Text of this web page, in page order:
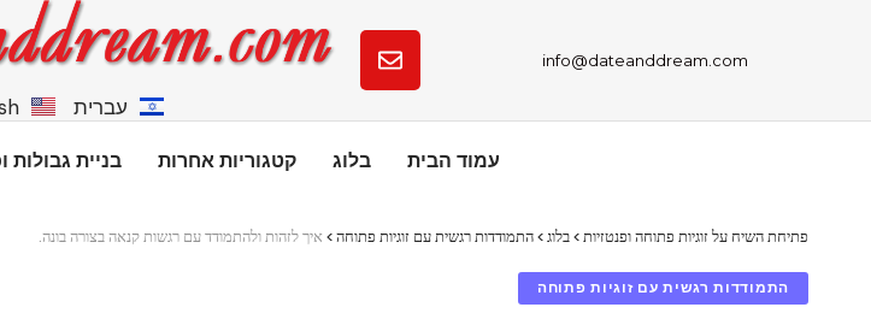
info@dateanddream.com
עברית
עמוד הבית בלוג קטגוריות אחרות בניית גבולות
פתיחת השיח על זוגיות פתוחה ופנטזיות>בלוג>התמודדות רגשית עם זוגיות פתוחה> איך לזהות ולהתמודד עם רגשות קנאה בצורה בונה.
התמודדות רגשית עם זוגיות פתוחה